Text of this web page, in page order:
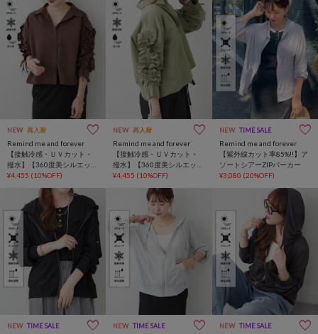
NEW 再入荷
Remind me and forever
【接触冷感・ＵＶカット・
撥水】【360度美シルエッ
ト】華奢見え袖フリルギャ
¥4,455 (10%OFF)
NEW 再入荷
Remind me and forever
【接触冷感・ＵＶカット・
撥水】【360度美シルエッ
ト】華奢見え袖フリルギャ
¥4,455 (10%OFF)
NEW TIME SALE
Remind me and forever
【紫外線カット率85%!!】ア
ソートシアーZIPパーカー
¥3,080 (20%OFF)
NEW TIME SALE NEW TIME SALE NEW TIME SALE